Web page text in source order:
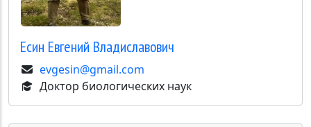
Есин Евгений Владиславович
evgesin@gmail.com
Доктор биологических наук